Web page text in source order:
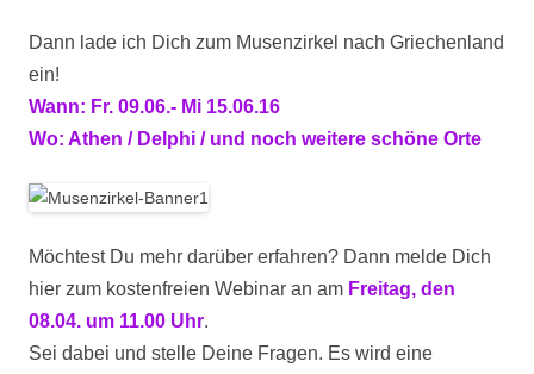
Dann lade ich Dich zum Musenzirkel nach Griechenland
ein!
Wann: Fr. 09.06.- Mi 15.06.16
Wo: Athen / Delphi / und noch weitere schöne Orte
Möchtest Du mehr darüber erfahren? Dann melde Dich
hier zum kostenfreien Webinar an am Freitag, den
08.04. um 11.00 Uhr.
Sei dabei und stelle Deine Fragen. Es wird eine